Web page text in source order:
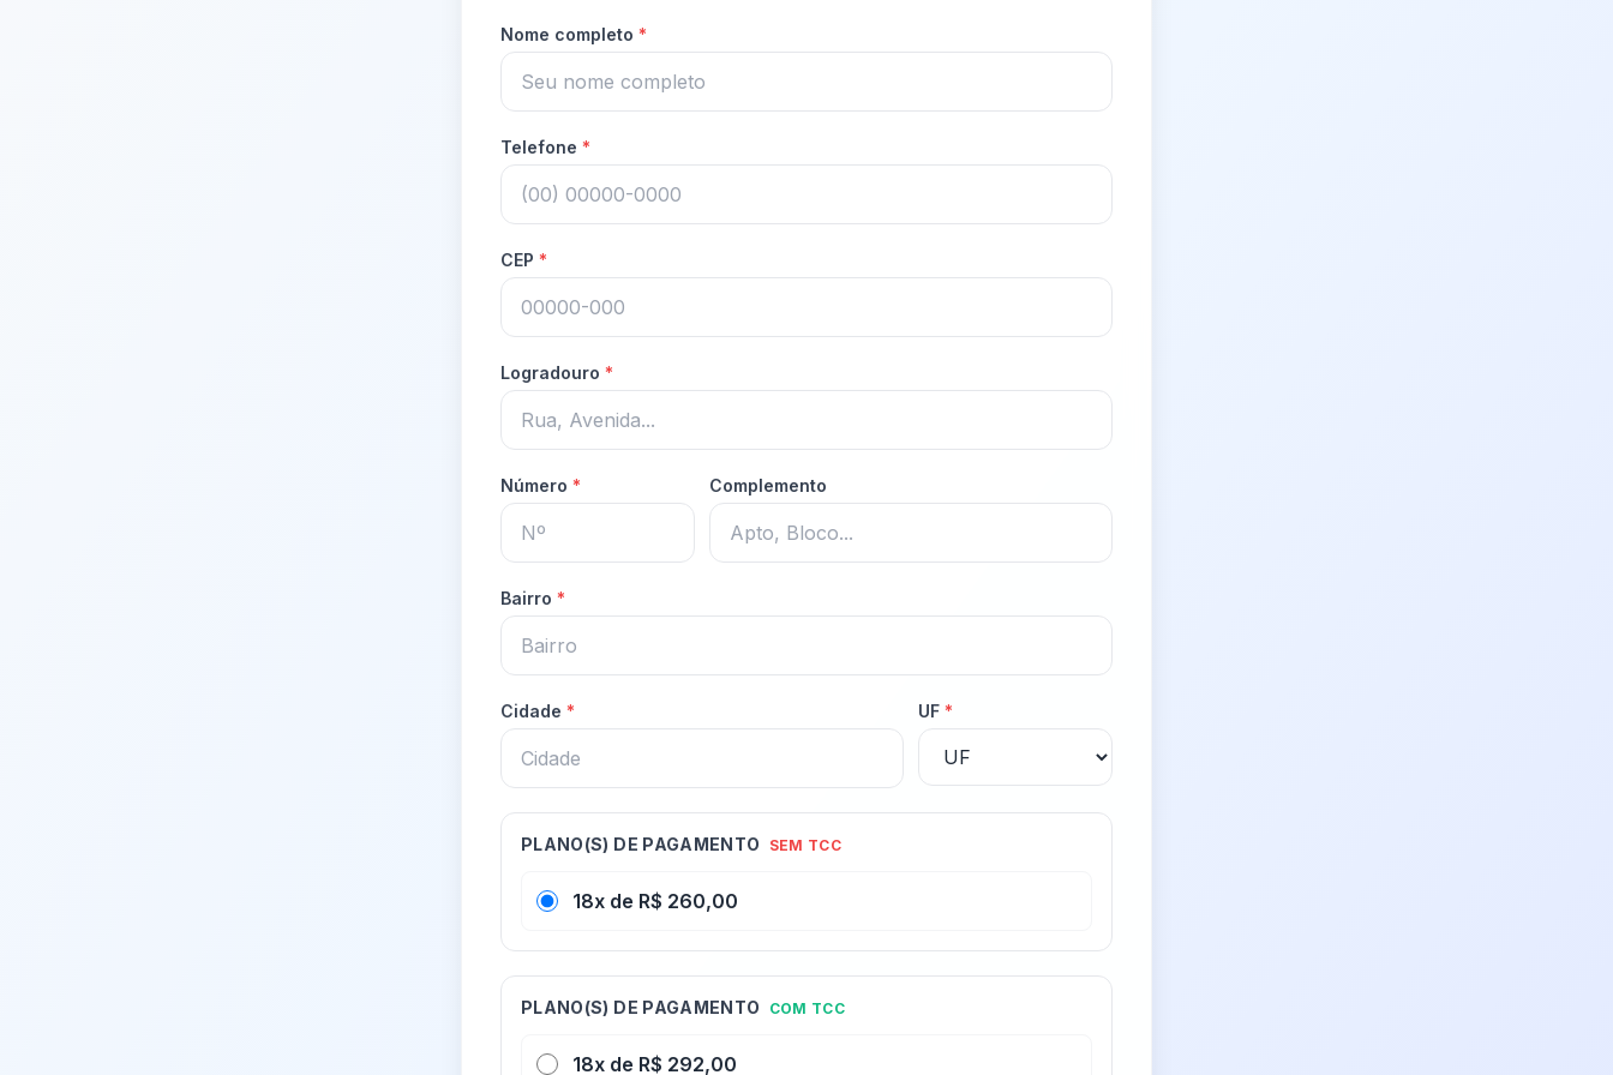
Nome completo *
Telefone *
CEP *
Logradouro *
Número * Complemento
Bairro *
Cidade * UF *
PLANO(S) DE PAGAMENTO SEM TCC
18x de R$ 260,00
PLANO(S) DE PAGAMENTO COM TCC
18x de R$ 292,00